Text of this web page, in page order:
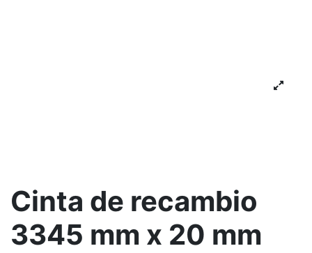
Cinta de recambio
3345 mm x 20 mm